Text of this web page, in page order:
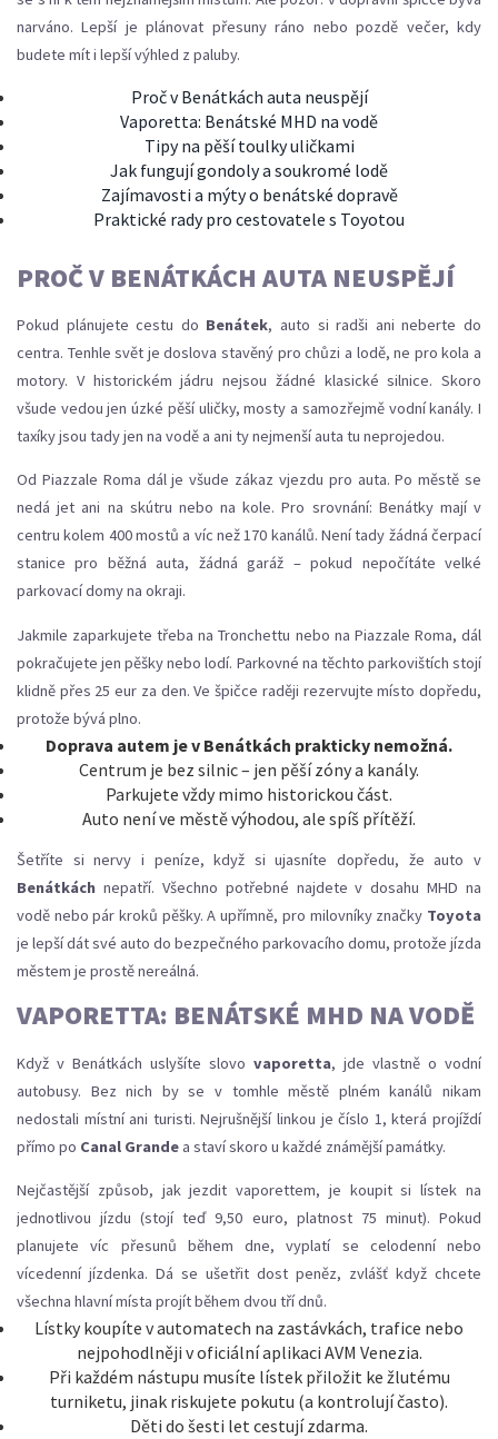
narváno. Lepší je plánovat přesuny ráno nebo pozdě večer, kdy
budete mít i lepší výhled z paluby.
Proč v Benátkách auta neuspějí
Vaporetta: Benátské MHD na vodě
Tipy na pěší toulky uličkami
Jak fungují gondoly a soukromé lodě
Zajímavosti a mýty o benátské dopravě
Praktické rady pro cestovatele s Toyotou
PROČ V BENÁTKÁCH AUTA NEUSPĚJÍ
Pokud plánujete cestu do Benátek, auto si radši ani neberte do
centra. Tenhle svět je doslova stavěný pro chůzi a lodě, ne pro kola a
motory. V historickém jádru nejsou žádné klasické silnice. Skoro
všude vedou jen úzké pěší uličky, mosty a samozřejmě vodní kanály. I
taxíky jsou tady jen na vodě a ani ty nejmenší auta tu neprojedou.
Od Piazzale Roma dál je všude zákaz vjezdu pro auta. Po městě se
nedá jet ani na skútru nebo na kole. Pro srovnání: Benátky mají v
centru kolem 400 mostů a víc než 170 kanálů. Není tady žádná čerpací
stanice pro běžná auta, žádná garáž – pokud nepočítáte velké
parkovací domy na okraji.
Jakmile zaparkujete třeba na Tronchettu nebo na Piazzale Roma, dál
pokračujete jen pěšky nebo lodí. Parkovné na těchto parkovištích stojí
klidně přes 25 eur za den. Ve špičce raději rezervujte místo dopředu,
protože bývá plno.
Doprava autem je v Benátkách prakticky nemožná.
Centrum je bez silnic – jen pěší zóny a kanály.
Parkujete vždy mimo historickou část.
Auto není ve městě výhodou, ale spíš přítěží.
Šetříte si nervy i peníze, když si ujasníte dopředu, že auto v
Benátkách nepatří. Všechno potřebné najdete v dosahu MHD na
vodě nebo pár kroků pěšky. A upřímně, pro milovníky značky Toyota
je lepší dát své auto do bezpečného parkovacího domu, protože jízda
městem je prostě nereálná.
VAPORETTA: BENÁTSKÉ MHD NA VODĚ
Když v Benátkách uslyšíte slovo vaporetta, jde vlastně o vodní
autobusy. Bez nich by se v tomhle městě plném kanálů nikam
nedostali místní ani turisti. Nejrušnější linkou je číslo 1, která projíždí
přímo po Canal Grandea staví skoro u každé známější památky.
Nejčastější způsob, jak jezdit vaporettem, je koupit si lístek na
jednotlivou jízdu (stojí teď 9,50 euro, platnost 75 minut). Pokud
planujete víc přesunů během dne, vyplatí se celodenní nebo
vícedenní jízdenka. Dá se ušetřit dost peněz, zvlášť když chcete
všechna hlavní místa projít během dvou tří dnů.
Lístky koupíte v automatech na zastávkách, trafice nebo
nejpohodlněji v oficiální aplikaci AVM Venezia.
Při každém nástupu musíte lístek přiložit ke žlutému
turniketu, jinak riskujete pokutu (a kontrolují často).
Děti do šesti let cestují zdarma.